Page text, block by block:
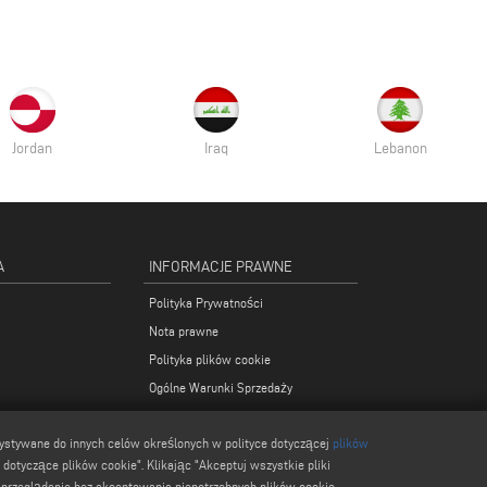
Jordan Iraq Lebanon
INFORMACJE PRAWNE
Polityka Prywatności
Nota prawne
Polityka plików cookie
Ogólne Warunki Sprzedaży
Ustawienia plików cookies
do innych celów określonych w polityce dotyczącej plików
plików cookie". Klikając "Akceptuj wszystkie pliki